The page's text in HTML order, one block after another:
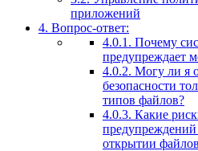
приложений
4. Вопрос-ответ:
4.0.1. Почему
предупреждает
4.0.2. Могу ли я
безопасности
типов файлов?
4.0.3. Какие
предупреждений
открытии